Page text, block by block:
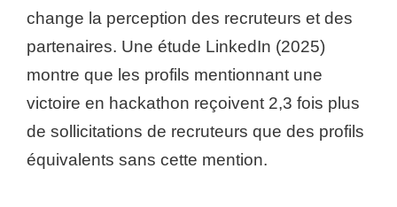
change la perception des recruteurs et des
partenaires. Une étude LinkedIn (2025)
montre que les profils mentionnant une
victoire en hackathon reçoivent 2,3 fois plus
de sollicitations de recruteurs que des profils
équivalents sans cette mention.